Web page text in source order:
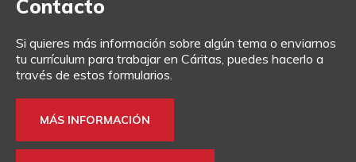
Contacto
Si quieres más información sobre algún tema o enviarnos
tu currículum para trabajar en Cáritas, puedes hacerlo a
través de estos formularios.
MÁS INFORMACIÓN